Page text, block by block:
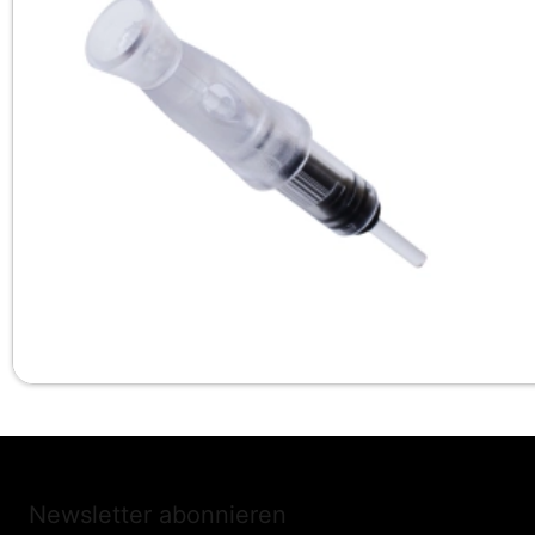
Newsletter abonnieren